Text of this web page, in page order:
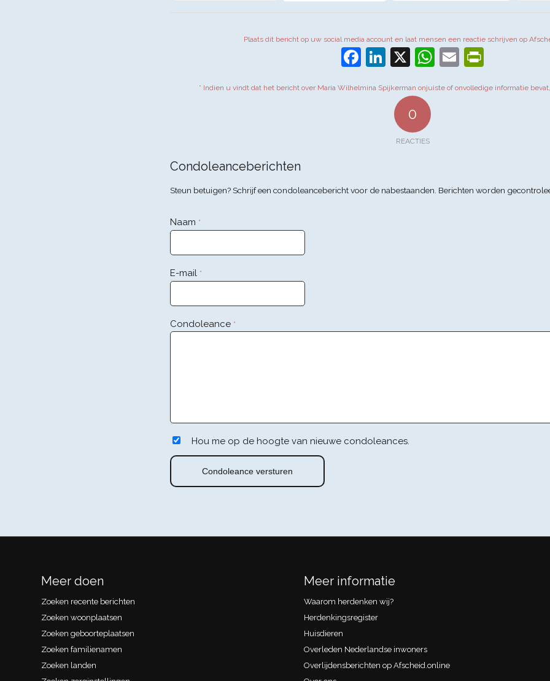
Plaats dit bericht op uw social media account en laat mensen een reactie schrijven op
Facebook
LinkedIn
X WhatsApp
Email
* Indien u vindt dat het bericht over Maria Wilhelmina Spijkerman onjuiste of onvolledige informatie
0
REACTIES
Condoleanceberichten
Steun betuigen? Schrijf een condoleancebericht voor de nabestaanden. Berichten worden
Naam *
E-mail *
Condoleance *
Hou me op de hoogte van nieuwe condoleances.
Meer doen
Zoeken recente berichten
Zoeken woonplaatsen
Zoeken geboorteplaatsen
Zoeken familienamen
Zoeken landen
Meer informatie
Waarom herdenken wij?
Herdenkingsregister
Huisdieren
Overleden Nederlandse inwoners
Overlijdensberichten op Afscheid.online